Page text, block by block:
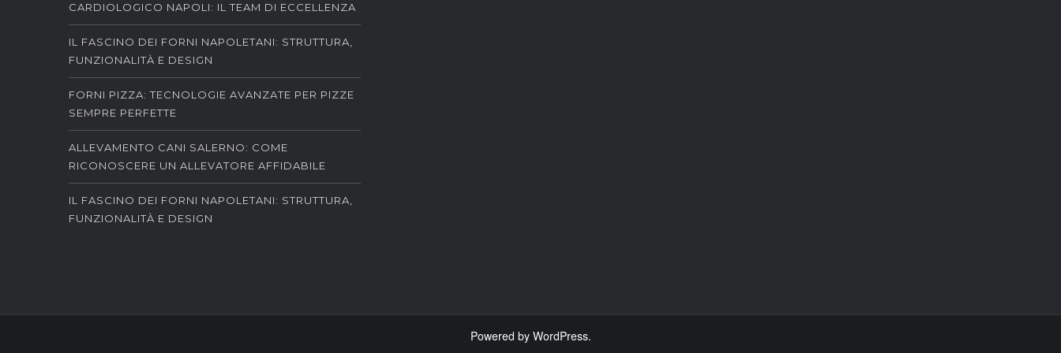
CARDIOLOGICO NAPOLI: IL TEAM DI ECCELLENZA
IL FASCINO DEI FORNI NAPOLETANI: STRUTTURA,
FUNZIONALITÀ E DESIGN
FORNI PIZZA: TECNOLOGIE AVANZATE PER PIZZE
SEMPRE PERFETTE
ALLEVAMENTO CANI SALERNO: COME
RICONOSCERE UN ALLEVATORE AFFIDABILE
IL FASCINO DEI FORNI NAPOLETANI: STRUTTURA,
FUNZIONALITÀ E DESIGN
Powered by WordPress.